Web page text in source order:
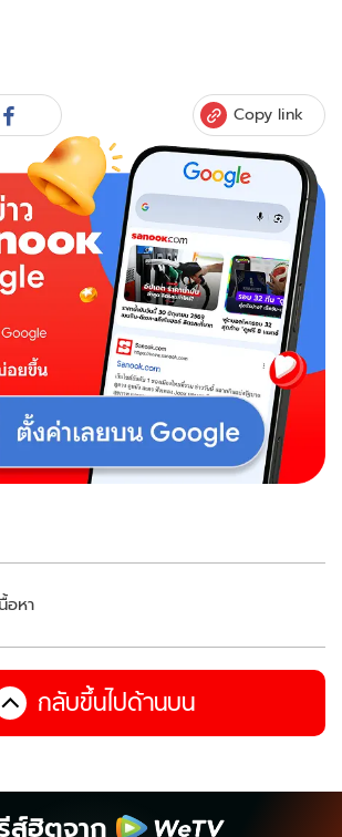
Copy link
อหา
กลับขึ้นไปด้านบน
ส์ฮิตจาก